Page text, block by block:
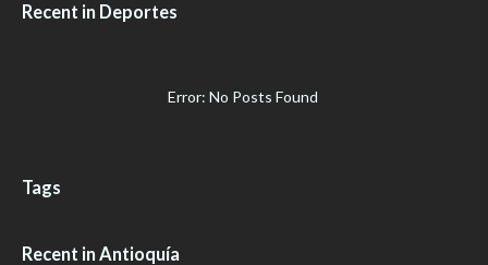
Recent in Deportes
Error: No Posts Found
Tags
Recent in Antioquía